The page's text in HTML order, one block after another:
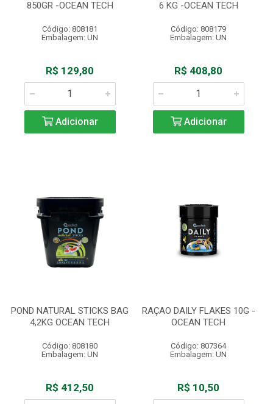
850GR -OCEAN TECH
Código: 808181
Embalagem: UN
R$ 129,80
Adicionar
6 KG -OCEAN TECH
Código: 808179
Embalagem: UN
R$ 408,80
Adicionar
POND NATURAL STICKS BAG
4,2KG OCEAN TECH
Código: 808180
Embalagem: UN
R$ 412,50
RAÇAO DAILY FLAKES 10G -
OCEAN TECH
Código: 807364
Embalagem: UN
R$ 10,50